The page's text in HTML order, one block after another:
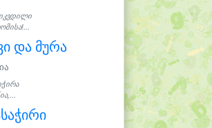
და მურა